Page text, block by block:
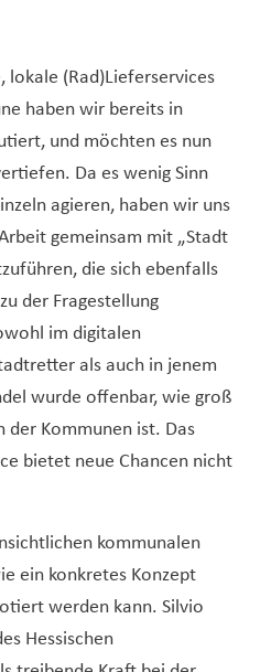
lokale (Rad)Lieferservices
haben wir bereits in
und möchten es nun
Da es wenig Sinn
agieren, haben wir uns
gemeinsam mit „Stadt
die sich ebenfalls
der Fragestellung
im digitalen
als auch in jenem
wurde offenbar, wie groß
der Kommunen ist. Das
bietet neue Chancen nicht
kommunalen
ein konkretes Konzept
werden kann. Silvio
Hessischen